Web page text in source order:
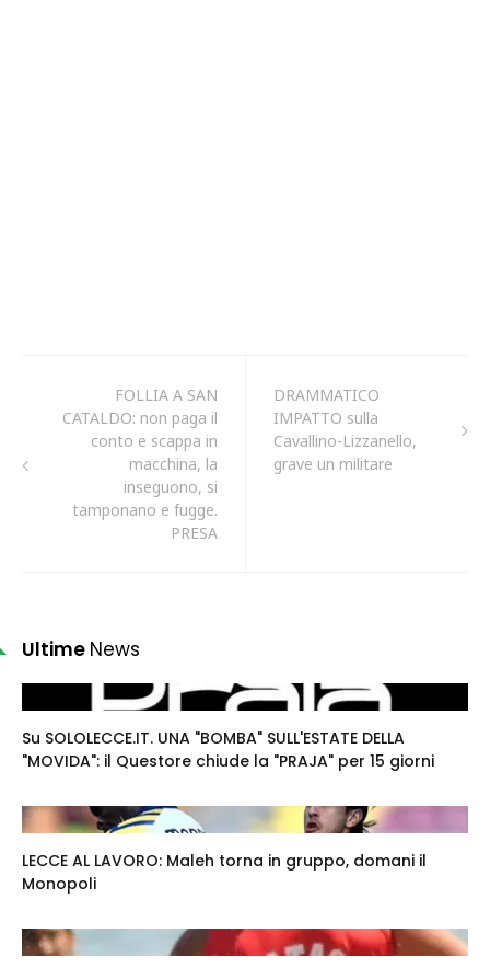
FOLLIA A SAN
CATALDO: non paga il
conto e scappa in
macchina, la
inseguono, si
tamponano e fugge.
PRESA
DRAMMATICO
IMPATTO sulla
Cavallino-Lizzanello,
grave un militare
Ultime News
Su SOLOLECCE.IT. UNA "BOMBA" SULL'ESTATE DELLA
"MOVIDA": il Questore chiude la "PRAJA" per 15 giorni
LECCE AL LAVORO: Maleh torna in gruppo, domani il
Monopoli